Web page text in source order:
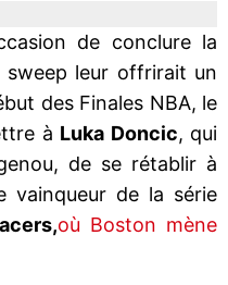
de conclure la
sweep leur offrirait un
des Finales NBA, le
à Luka Doncic, qui
de se rétablir à
vainqueur de la série
où Boston mène